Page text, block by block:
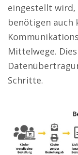
eingestellt
benötigen auch
Mittelwege.
Schritte.